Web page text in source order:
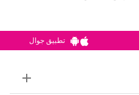
تطبيق جوال